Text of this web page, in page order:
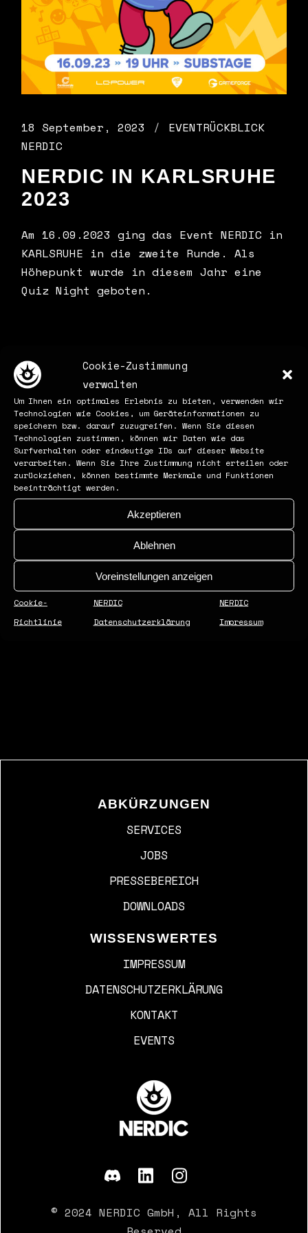
Cookie-Zustimmung
verwalten
Um Ihnen ein optimales Erlebnis zu bieten, verwenden wir
Technologien wie Cookies, um Geräteinformationen zu
speichern bzw. darauf zuzugreifen. Wenn Sie diesen
Technologien zustimmen, können wir Daten wie das
Surfverhalten oder eindeutige IDs auf dieser Website
verarbeiten. Wenn Sie Ihre Zustimmung nicht erteilen oder
zurückziehen, können bestimmte Merkmale und Funktionen
beeinträchtigt werden.
Akzeptieren
Ablehnen
Voreinstellungen anzeigen
Cookie-
Richtlinie
NERDIC
Datenschutzerklärung
NERDIC
Impressum
18 September, 2023
EVENTRÜCKBLICK
NERDIC
NERDIC IN KARLSRUHE
2023
Am 16.09.2023 ging das Event NERDIC in
KARLSRUHE in die zweite Runde. Als
Höhepunkt wurde in diesem Jahr eine
Quiz Night geboten.
Search
ABOUT NERDIC
NERDIC ist eine Agentur für
Projektbegleitung in den Bereichen
Gaming, Events, Marketing, Webdesign &
Beratung.
ABKÜRZUNGEN
SERVICES
JOBS
PRESSEBEREICH
DOWNLOADS
© 2024 NERDIC GmbH, All Rights
WISSENSWERTES
IMPRESSUM
DATENSCHUTZERKLÄRUNG
KONTAKT
EVENTS